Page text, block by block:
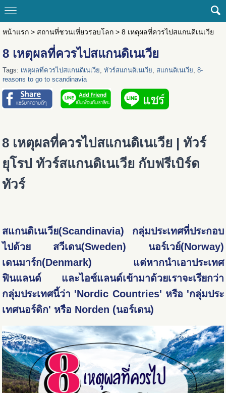
หน้าแรก> สถานที่ชวนเที่ยวรอบโลก> 8 เหตุผลที่ควรไปสแกนดิเนเวีย
8 เหตุผลที่ควรไปสแกนดิเนเวีย
Tags: เหตุผลที่ควรไปสแกนดิเนเวีย, ทัวร์สแกนดิเนเวีย, สแกนดิเนเวีย, 8-
reasons to go to scandinavia
8 เหตุผลที่ควรไปสแกนดิเนเวีย | ทัวร์
ยุโรป ทัวร์สแกนดิเนเวีย กับฟรีเบิร์ด
ทัวร์
สแกนดิเนเวีย(Scandinavia) กลุ่มประเทศที่ประกอบ
ไปด้วย สวีเดน(Sweden) นอร์เวย์(Norway)
เดนมาร์ก(Denmark) แต่หากนำเอาประเทศ
ฟินแลนด์ และไอซ์แลนด์เข้ามาด้วยเราจะเรียกว่า
กลุ่มประเทศนี้ว่า 'Nordic Countries' หรือ 'กลุ่มประ
เทศนอร์ดิก' หรือ Norden (นอร์เดน)